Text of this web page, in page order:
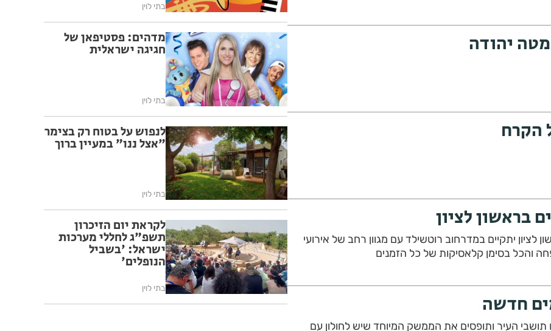
יהודה
הקרח
בראשון לציון
הספרים" בראשון לציון יתקיים במדרחוב רוטשילד עם מגוון רחב של אירועי
והכל בסימן קלאסיקות של כל הזמנים
חדשה
תושבי העיר ותופסים את הממשק המיוחד שיש לחולון עם
בתי לוין
מדהים: פסטיפאן של
חגיגה ישראלית
בתי לוין
לנפוש על בטוח רק בצימר
"אצל ננו" במעיין ברוך
בתי לוין
לקראת יום הזיכרון
תשפ"ג לחללי מערכות
ישראל: 'בשביל
הנופלים'
בתי לוין